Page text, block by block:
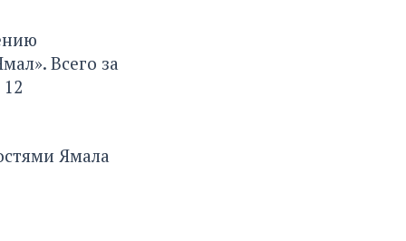
Всего за
Ямала